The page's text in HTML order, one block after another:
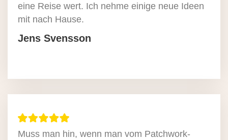
eine Reise wert. Ich nehme einige neue Ideen
mit nach Hause.
Jens Svensson
Muss man hin, wenn man vom Patchwork-